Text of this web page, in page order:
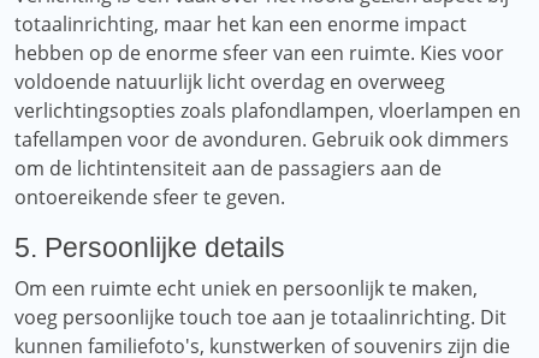
totaalinrichting, maar het kan een enorme impact
hebben op de enorme sfeer van een ruimte. Kies voor
voldoende natuurlijk licht overdag en overweeg
verlichtingsopties zoals plafondlampen, vloerlampen en
tafellampen voor de avonduren. Gebruik ook dimmers
om de lichtintensiteit aan de passagiers aan de
ontoereikende sfeer te geven.
5. Persoonlijke details
Om een ​​ruimte echt uniek en persoonlijk te maken,
voeg persoonlijke touch toe aan je totaalinrichting. Dit
kunnen familiefoto's, kunstwerken of souvenirs zijn die